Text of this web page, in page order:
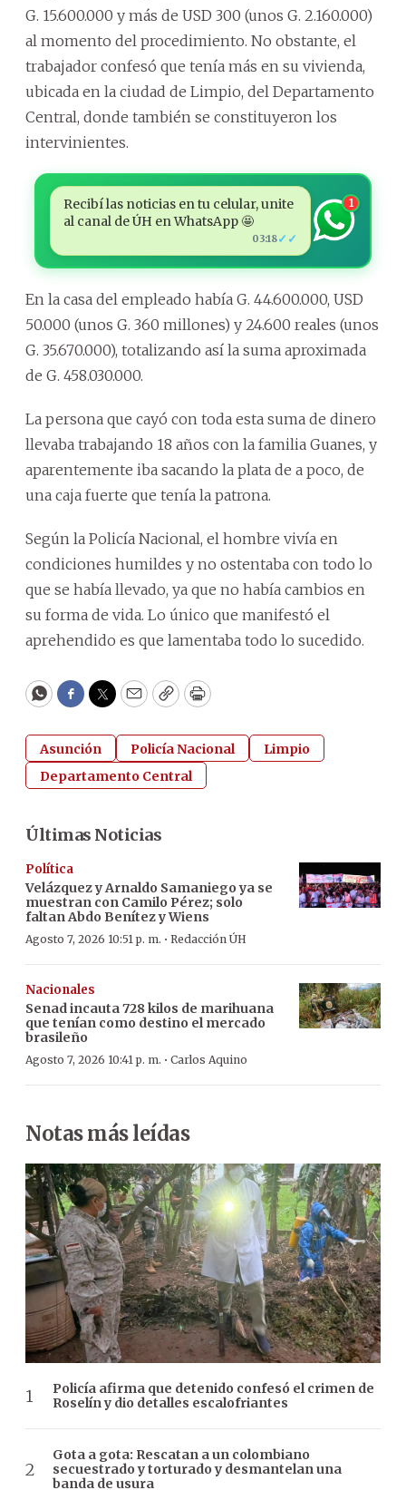
G. 15.600.000 y más de USD 300 (unos G. 2.160.000)
al momento del procedimiento. No obstante, el
trabajador confesó que tenía más en su vivienda,
ubicada en la ciudad de Limpio, del Departamento
Central, donde también se constituyeron los
intervinientes.
Recibí las noticias en tu celular, unite
al canal de ÚH en WhatsApp 🤩
03:18✓✓
1
En la casa del empleado había G. 44.600.000, USD
50.000 (unos G. 360 millones) y 24.600 reales (unos
G. 35.670.000), totalizando así la suma aproximada
de G. 458.030.000.
La persona que cayó con toda esta suma de dinero
llevaba trabajando 18 años con la familia Guanes, y
aparentemente iba sacando la plata de a poco, de
una caja fuerte que tenía la patrona.
Según la Policía Nacional, el hombre vivía en
condiciones humildes y no ostentaba con todo lo
que se había llevado, ya que no había cambios en
su forma de vida. Lo único que manifestó el
aprehendido es que lamentaba todo lo sucedido.
WhatsApp
Facebook
Twitter
EmailCopyPrint
Asunción Policía Nacional
Limpio
Departamento Central
Últimas Noticias
Política
Velázquez y Arnaldo Samaniego ya se
muestran con Camilo Pérez; solo
faltan Abdo Benítez y Wiens
Agosto 7, 2026 10:51 p. m. · Redacción ÚH
Nacionales
Senad incauta 728 kilos de marihuana
que tenían como destino el mercado
brasileño
Agosto 7, 2026 10:41 p. m. · Carlos Aquino
Notas más leídas
Policía afirma que detenido confesó el crimen de
Roselín y dio detalles escalofriantes
Gota a gota: Rescatan a un colombiano
secuestrado y torturado y desmantelan una
banda de usura